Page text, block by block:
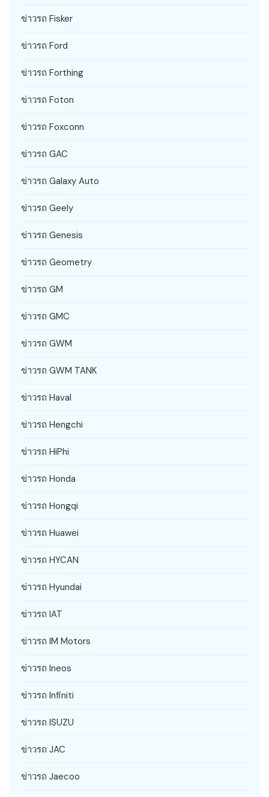
ข่าวรถ Fisker
ข่าวรถ Ford
ข่าวรถ Forthing
ข่าวรถ Foton
ข่าวรถ Foxconn
ข่าวรถ GAC
ข่าวรถ Galaxy Auto
ข่าวรถ Geely
ข่าวรถ Genesis
ข่าวรถ Geometry
ข่าวรถ GM
ข่าวรถ GMC
ข่าวรถ GWM
ข่าวรถ GWM TANK
ข่าวรถ Haval
ข่าวรถ Hengchi
ข่าวรถ HiPhi
ข่าวรถ Honda
ข่าวรถ Hongqi
ข่าวรถ Huawei
ข่าวรถ HYCAN
ข่าวรถ Hyundai
ข่าวรถ IAT
ข่าวรถ IM Motors
ข่าวรถ Ineos
ข่าวรถ Infiniti
ข่าวรถ ISUZU
ข่าวรถ JAC
ข่าวรถ Jaecoo